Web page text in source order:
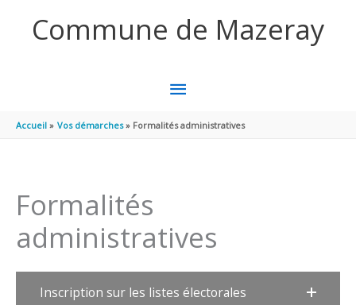
Commune de Mazeray
MENU
PRINCIPAL
Accueil Vos démarches Formalités administratives
Formalités
administratives
Inscription sur les listes électorales